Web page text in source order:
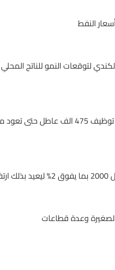
النفط
البنك أكد أن الطريق للتعافي مازال طويلا
وعدة قطاعات